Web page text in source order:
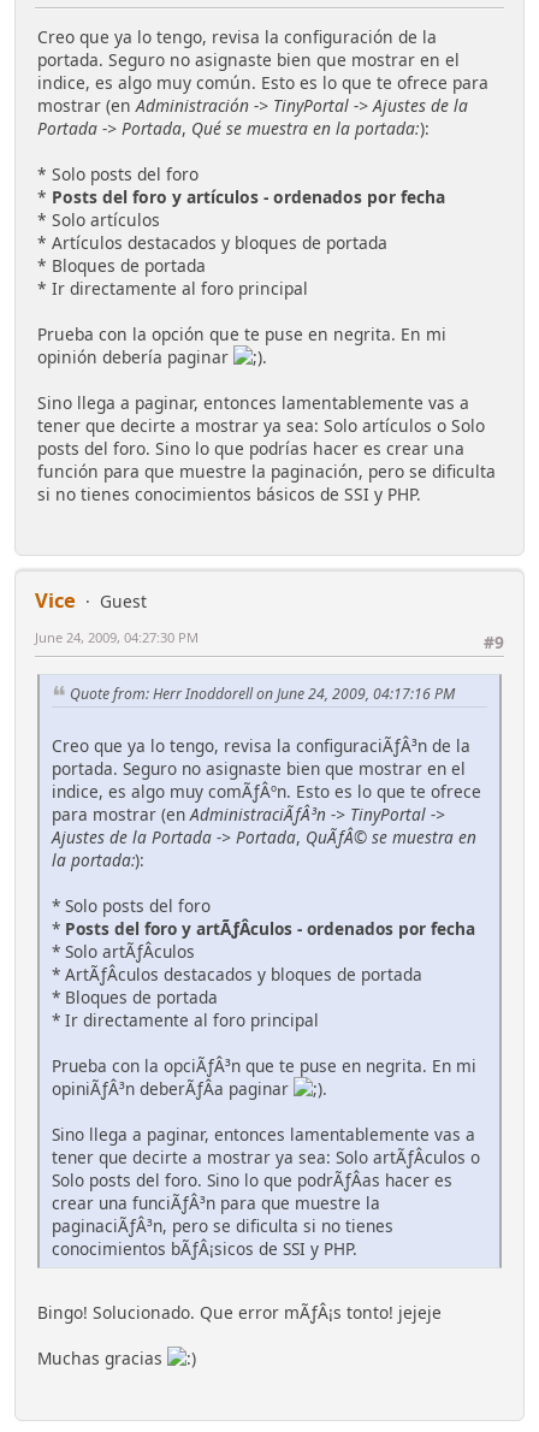
Creo que ya lo tengo, revisa la configuración de la
portada. Seguro no asignaste bien que mostrar en el
indice, es algo muy común. Esto es lo que te ofrece para
mostrar (en Administración -> TinyPortal -> Ajustes de la
Portada -> Portada, Qué se muestra en la portada:):
* Solo posts del foro
* Posts del foro y artículos - ordenados por fecha
* Solo artículos
* Artículos destacados y bloques de portada
* Bloques de portada
* Ir directamente al foro principal
Prueba con la opción que te puse en negrita. En mi
opinión debería paginar
.
Sino llega a paginar, entonces lamentablemente vas a
tener que decirte a mostrar ya sea: Solo artículos o Solo
posts del foro. Sino lo que podrías hacer es crear una
función para que muestre la paginación, pero se dificulta
si no tienes conocimientos básicos de SSI y PHP.
Vice
Guest
#9
June 24, 2009, 04:27:30 PM
Quote from: Herr Inoddorell on June 24, 2009, 04:17:16 PM
Creo que ya lo tengo, revisa la configuraciÃƒÂ³n de la
portada. Seguro no asignaste bien que mostrar en el
indice, es algo muy comÃƒÂºn. Esto es lo que te ofrece
para mostrar (enAdministraciÃƒÂ³n -> TinyPortal ->
Ajustes de la Portada -> Portada, QuÃƒÂ© se muestra en
la portada:):
* Solo posts del foro
* Posts del foro y artÃƒÂ­culos - ordenados por fecha
* Solo artÃƒÂ­culos
* ArtÃƒÂ­culos destacados y bloques de portada
* Bloques de portada
* Ir directamente al foro principal
Prueba con la opciÃƒÂ³n que te puse en negrita. En mi
opiniÃƒÂ³n deberÃƒÂ­a paginar
.
Sino llega a paginar, entonces lamentablemente vas a
tener que decirte a mostrar ya sea: Solo artÃƒÂ­culos o
Solo posts del foro. Sino lo que podrÃƒÂ­as hacer es
crear una funciÃƒÂ³n para que muestre la
paginaciÃƒÂ³n, pero se dificulta si no tienes
conocimientos bÃƒÂ¡sicos de SSI y PHP.
Bingo! Solucionado. Que error mÃƒÂ¡s tonto! jejeje
Muchas gracias